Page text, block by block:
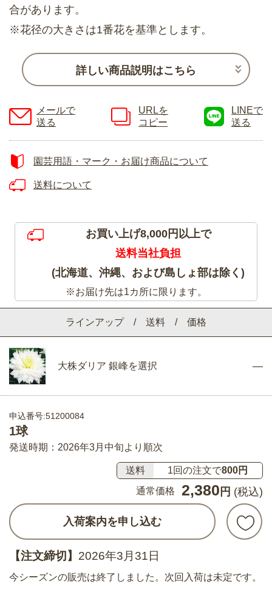
ラインアップ / 送料 / 価格
大株ダリア 銀峰を選択
申込番号:51200084
1球
発送時期：2026年3月中旬より順次
送料 1回の注文で800円
通常価格
2,380 円 (税込)
入荷案内を申し込む
【注文締切】 2026年3月31日
今シーズンの販売は終了しました。次回入荷は未定です。
合があります。
※花径の大きさは1番花を基準とします。
詳しい商品説明はこちら
メールで
送る
URLを
コピー
LINEで
送る
園芸用語・マーク・お届け商品について
送料について
お買い上げ8,000円以上で
送料当社負担
(北海道、沖縄、および島しょ部は除く)
※お届け先は1カ所に限ります。